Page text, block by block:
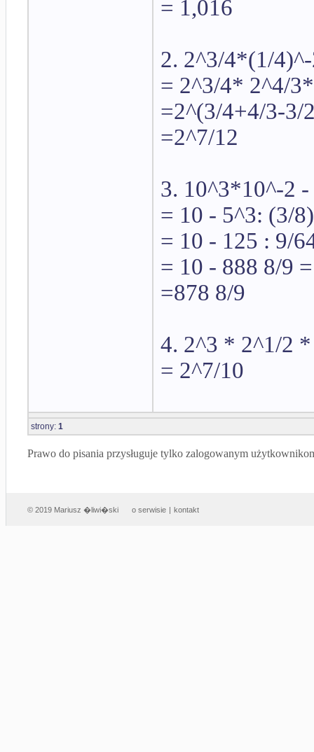
= 1,016
2. 2^3/4*(1/
= 2^3/4* 2^4/
=2^(3/4+4/3-3/
=2^7/12
3. 10^3*10^-2
= 10 - 5^3: (3/
= 10 - 125 : 9/
= 10 - 888 8/9 =
=878 8/9
4. 2^3 * 2^1/2
= 2^7/10
strony: 1
Prawo do pisania przysługuje tylko zalogowanym
© 2019 Mariusz �liwi�ski o serwisie | kontakt